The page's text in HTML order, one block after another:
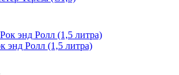
энд Ролл (1,5 литра)